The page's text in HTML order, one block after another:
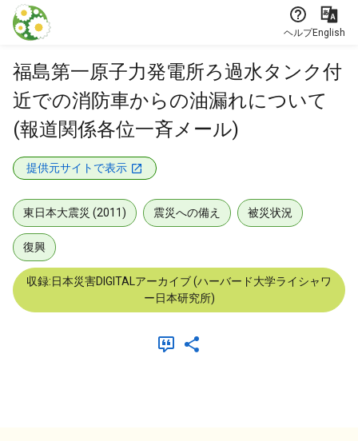
本文に飛ぶ
ヘルプEnglish
福島第一原子力発電所ろ過水タンク付
近での消防車からの油漏れについて
(報道関係各位一斉メール)
提供元サイトで表示
東日本大震災 (2011) 震災への備え 被災状況
復興
収録:日本災害DIGITALアーカイブ (ハーバード大学ライシャワ
ー日本研究所)